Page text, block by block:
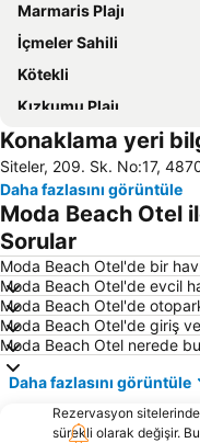
Marmaris Plajı
İçmeler Sahili
Kötekli
Kızkumu Plajı
Dalaman Airport
Turunc Halk Plajı
Barlar Sokağı
Aqua Dream Su Parkı
Bördübet
Akyaka Tren Garı
Symi
Marmaris Kalesi
Atlantis Su Parkı
Marmaris Otobüs
Konaklama yeri
Siteler, 209. Sk. No:17,
Daha fazlasını görüntüle
Moda Beach Otel
Sorular
Moda Beach Otel'de bir
Moda Beach Otel'de evcil
Moda Beach Otel'de
Moda Beach Otel'de giriş
Moda Beach Otel nerede
Daha fazlasını görüntüle
Rezervasyon
sürekli olarak değişir.